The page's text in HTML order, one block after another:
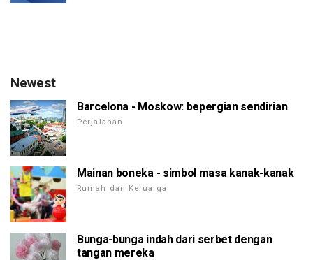
Newest
Barcelona - Moskow: bepergian sendirian
Perjalanan
Mainan boneka - simbol masa kanak-kanak
Rumah dan Keluarga
Bunga-bunga indah dari serbet dengan
tangan mereka